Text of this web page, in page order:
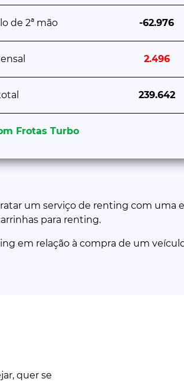
de 2ª mão -62.976
2.496
239.642
Frotas Turbo
um serviço de renting com uma
para renting.
em relação à compra de um
quer se